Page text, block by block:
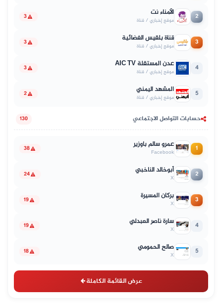
2 الأمناء نت
موقع إخباري / قناة 3
3 قناة بلقيس الفضائية
موقع إخباري / قناة 3
4 عدن المستقلة AIC TV
موقع إخباري / قناة 3
5 المشهد اليمني
موقع إخباري / قناة 2
حسابات التواصل الاجتماعي 130
1 عمرو سالم باوزير
Facebook
38
2 أبوخالد الناخبي
X
24
3 بركان المسيرة
X
19
4 سارة ناصر العبدلي
X
19
5 صالح الحمومي
X
18
عرض القائمة الكاملة